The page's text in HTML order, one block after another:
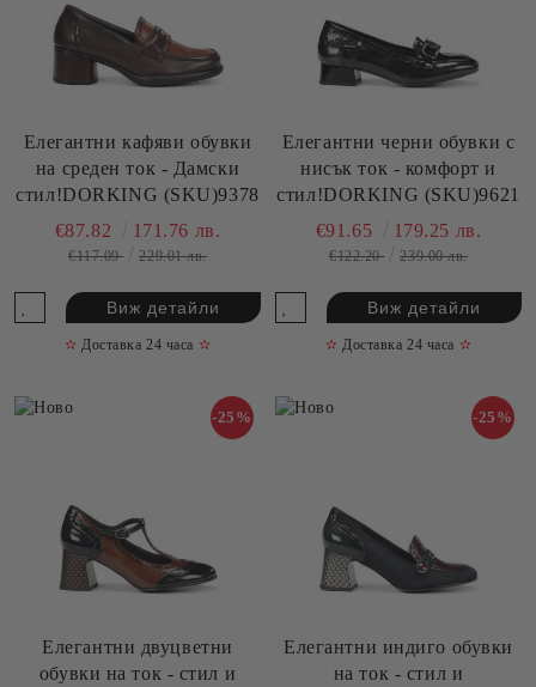
Елегантни кафяви обувки
на среден ток - Дамски
стил!DORKING (SKU)9378
€87.82 171.76 лв.
€117.09 229.01 лв.
Виж детайли
✫ Доставка 24 часа ✫
Елегантни черни обувки с
нисък ток - комфорт и
стил!DORKING (SKU)9621
€91.65 179.25 лв.
€122.20 239.00 лв.
Виж детайли
✫ Доставка 24 часа ✫
Елегантни двуцветни
обувки на ток - стил и
-25%
Елегантни индиго обувки
на ток - стил и
-25%